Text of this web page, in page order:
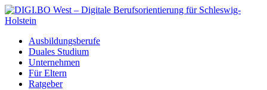
Ausbildungsberufe
Duales Studium
Unternehmen
Für Eltern
Ratgeber